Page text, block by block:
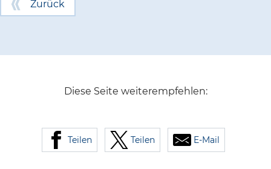
Zurück
Diese Seite weiterempfehlen:
Teilen Teilen E-Mail